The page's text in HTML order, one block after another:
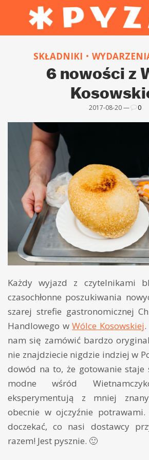
SKŁADNIKI
6 nowości z
2017-08-20 — 0
Każdy wyjazd z czytelnikami
czasochłonne poszukiwania
szarej strefie gastronomicznej
Handlowego w Wólce Kosowskiej
nam się zamówić bardzo
nie znajdziecie nigdzie indziej w
dowód na to, że gotowanie staje
modne wśród
eksperymentują z mniej
obecnie w ojczyźnie
doczekać, co nasi dostawcy
razem! Jest pysznie. 🙂